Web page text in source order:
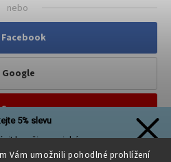
Vám umožnili pohodlné prohlížení
nebo
5% slevu
k našim novinkám
nákup je Vaše!